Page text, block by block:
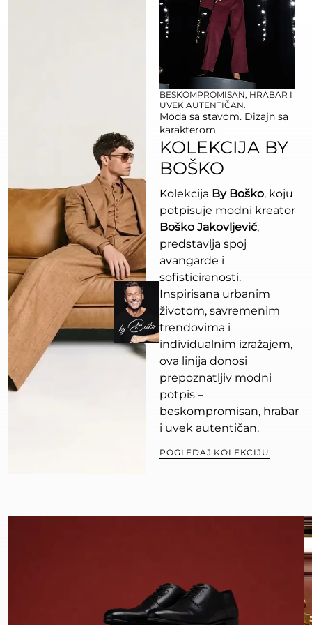
BESKOMPROMISAN, HRABAR I
UVEK AUTENTIČAN.
Moda sa stavom. Dizajn sa
karakterom.
KOLEKCIJA BY
BOŠKO
Kolekcija By Boško, koju
potpisuje modni kreator
Boško Jakovljević,
predstavlja spoj
avangarde i
sofisticiranosti.
Inspirisana urbanim
životom, savremenim
trendovima i
individualnim izražajem,
ova linija donosi
prepoznatljiv modni
potpis –
beskompromisan, hrabar
i uvek autentičan.
POGLEDAJ KOLEKCIJU